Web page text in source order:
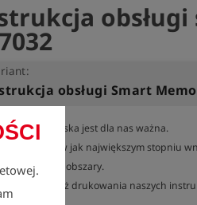
środowiska jest dla nas ważna.
chcemy w jak największym stopniu
w jej różne obszary.
to również drukowania naszych